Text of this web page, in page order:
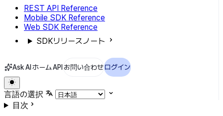
REST API Reference
Mobile SDK Reference
Web SDK Reference
SDKリリースノート
Ask AI ホームAPI お問い合わせログイン
言語の選択
目次